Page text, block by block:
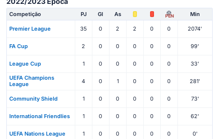
Competição PJ Gl As PEN Min
Premier League 35 0 2 2 0 0 2074'
FA Cup 2 0 0 0 0 0 99'
League Cup 1 0 0 0 0 0 33'
UEFA Champions
League
4 0 1 0 0 0 281'
Community Shield 1 0 0 0 0 0 73'
International Friendlies 1 0 0 0 0 0 62'
UEFA Nations League 1 0 0 0 0 0 0'